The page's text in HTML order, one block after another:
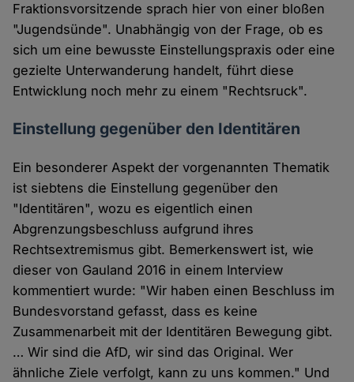
Fraktionsvorsitzende sprach hier von einer bloßen
"Jugendsünde". Unabhängig von der Frage, ob es
sich um eine bewusste Einstellungspraxis oder eine
gezielte Unterwanderung handelt, führt diese
Entwicklung noch mehr zu einem "Rechtsruck".
Einstellung gegenüber den Identitären
Ein besonderer Aspekt der vorgenannten Thematik
ist siebtens die Einstellung gegenüber den
"Identitären", wozu es eigentlich einen
Abgrenzungsbeschluss aufgrund ihres
Rechtsextremismus gibt. Bemerkenswert ist, wie
dieser von Gauland 2016 in einem Interview
kommentiert wurde: "Wir haben einen Beschluss im
Bundesvorstand gefasst, dass es keine
Zusammenarbeit mit der Identitären Bewegung gibt.
… Wir sind die AfD, wir sind das Original. Wer
ähnliche Ziele verfolgt, kann zu uns kommen." Und